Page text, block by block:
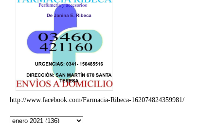
http://www.facebook.com/Farmacia-Ribeca-162074824359981/